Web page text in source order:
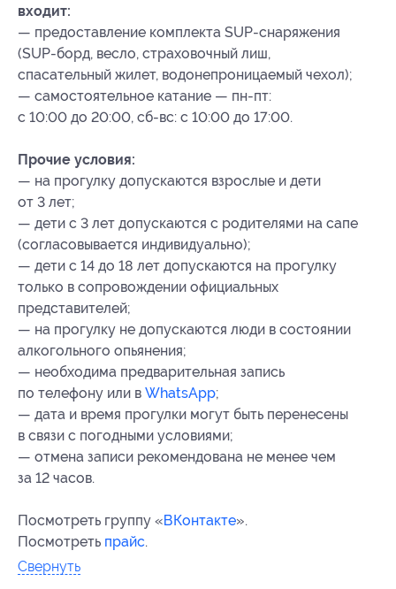
входит:
— предоставление комплекта SUP-снаряжения
(SUP-борд, весло, страховочный лиш,
спасательный жилет, водонепроницаемый чехол);
— самостоятельное катание — пн-пт:
с 10:00 до 20:00, сб-вс: с 10:00 до 17:00.
Прочие условия:
— на прогулку допускаются взрослые и дети
от 3 лет;
— дети с 3 лет допускаются с родителями на сапе
(согласовывается индивидуально);
— дети с 14 до 18 лет допускаются на прогулку
только в сопровождении официальных
представителей;
— на прогулку не допускаются люди в состоянии
алкогольного опьянения;
— необходима предварительная запись
по телефону или в WhatsApp;
— дата и время прогулки могут быть перенесены
в связи с погодными условиями;
— отмена записи рекомендована не менее чем
за 12 часов.
Посмотреть группу «ВКонтакте».
Посмотреть прайс.
Свернуть